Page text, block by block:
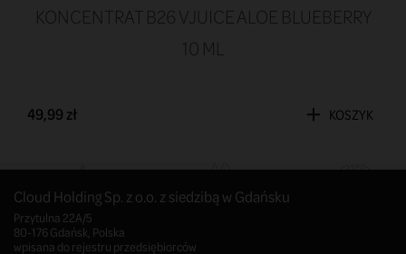
KONCENTRAT B26 VJUICE ALOE BLUEBERRY
10 ML
49,99 zł KOSZYK
Cloud Holding Sp. z o.o. z siedzibą w Gdańsku
Przytulna 22A/5
80-176 Gdańsk, Polska
wpisana do rejestru przedsiębiorców